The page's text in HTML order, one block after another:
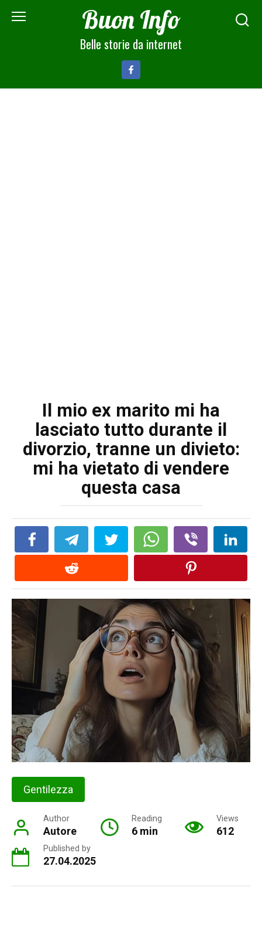
Buon Info
Belle storie da internet
Il mio ex marito mi ha
lasciato tutto durante il
divorzio, tranne un divieto:
mi ha vietato di vendere
questa casa
Gentilezza
Author
Autore
Reading
6 min
Views
612
Published by
27.04.2025